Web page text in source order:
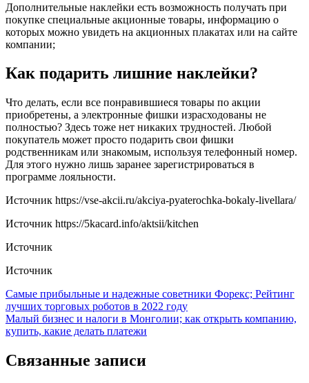
Дополнительные наклейки есть возможность получать при
покупке специальные акционные товары, информацию о
которых можно увидеть на акционных плакатах или на сайте
компании;
Как подарить лишние наклейки?
Что делать, если все понравившиеся товары по акции
приобретены, а электронные фишки израсходованы не
полностью? Здесь тоже нет никаких трудностей. Любой
покупатель может просто подарить свои фишки
родственникам или знакомым, используя телефонный номер.
Для этого нужно лишь заранее зарегистрироваться в
программе лояльности.
Источник https://vse-akcii.ru/akciya-pyaterochka-bokaly-livellara/
Источник https://5kacard.info/aktsii/kitchen
Источник
Источник
Навигация
по
записям
Самые прибыльные и надежные советники Форекс; Рейтинг
лучших торговых роботов в 2022 году
Малый бизнес и налоги в Монголии; как открыть компанию,
купить, какие делать платежи
Связанные записи